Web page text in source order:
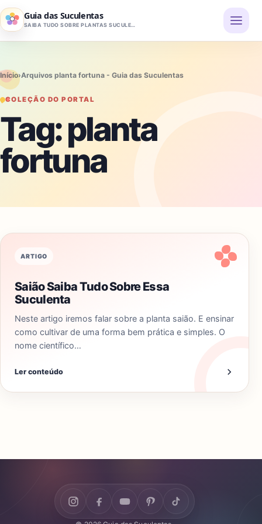
Pular para o conteúdo
Guia das Suculentas
SAIBA TUDO SOBRE PLANTAS SUCULENTAS
Início›Arquivos planta fortuna - Guia das Suculentas
COLEÇÃO DO PORTAL
Tag:planta
fortuna
ARTIGO
Saião Saiba Tudo Sobre Essa
Suculenta
Neste artigo iremos falar sobre a planta saião. E ensinar
como cultivar de uma forma bem prática e simples. O
nome científico…
Ler conteúdo